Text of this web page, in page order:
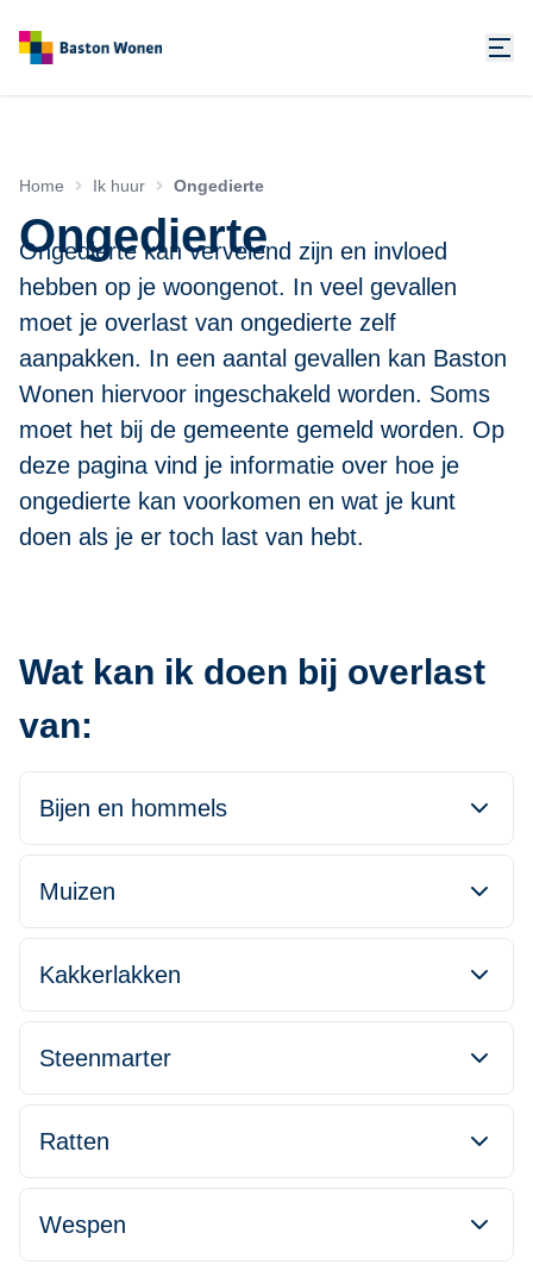
Home Ik huur Ongedierte
Ongedierte
Ongedierte kan vervelend zijn en invloed
hebben op je woongenot. In veel gevallen
moet je overlast van ongedierte zelf
aanpakken. In een aantal gevallen kan Baston
Wonen hiervoor ingeschakeld worden. Soms
moet het bij de gemeente gemeld worden. Op
deze pagina vind je informatie over hoe je
ongedierte kan voorkomen en wat je kunt
doen als je er toch last van hebt.
Wat kan ik doen bij overlast
van:
Bijen en hommels
Muizen
Kakkerlakken
Steenmarter
Ratten
Wespen